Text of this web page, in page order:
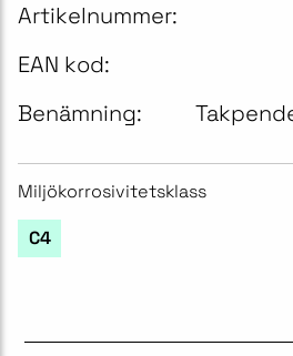
Artikelnummer:
EAN kod:
Benämning:
Miljökorrosivitetsklass
C4